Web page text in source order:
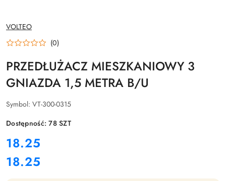
NAZWA
PRODUCENTA:
VOLTEO
(0)
PRZEDŁUŻACZ MIESZKANIOWY 3
GNIAZDA 1,5 METRA B/U
Symbol: VT-300-0315
Dostępność:78SZT
cena:
18.25
Cena:
18.25